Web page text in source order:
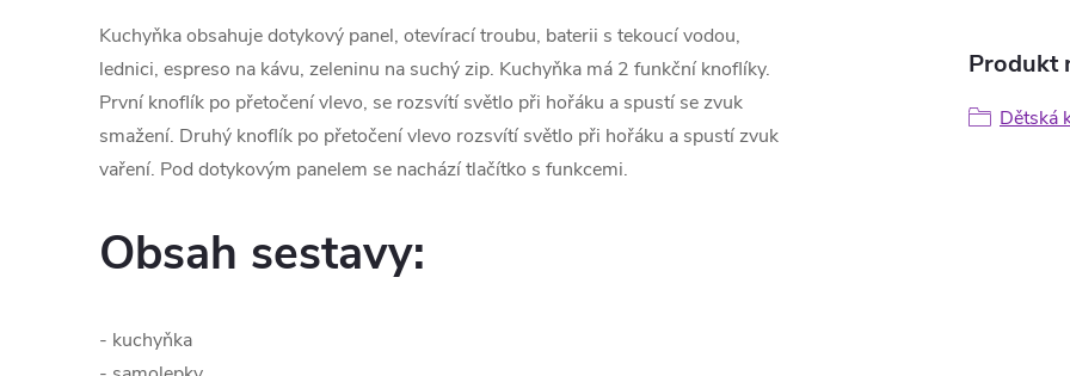
Kuchyňka obsahuje dotykový panel, otevírací troubu, baterii s tekoucí vodou,
lednici, espreso na kávu, zeleninu na suchý zip. Kuchyňka má 2 funkční knoflíky.
První knoflík po přetočení vlevo, se rozsvítí světlo při hořáku a spustí se zvuk
smažení. Druhý knoflík po přetočení vlevo rozsvítí světlo při hořáku a spustí zvuk
vaření. Pod dotykovým panelem se nachází tlačítko s funkcemi.
Obsah sestavy:
- kuchyňka
Produkt
Dětská